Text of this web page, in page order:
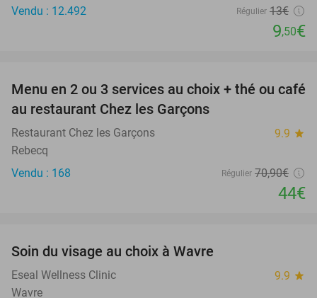
Vendu : 12.492
Régulier 13€
9,50€
38%
Menu en 2 ou 3 services au choix + thé ou café
au restaurant Chez les Garçons
Restaurant Chez les Garçons 9.9 star
Rebecq
Vendu : 168
Régulier 70,90€
44€
Soin du visage au choix à Wavre
Eseal Wellness Clinic 9.9 star
Wavre